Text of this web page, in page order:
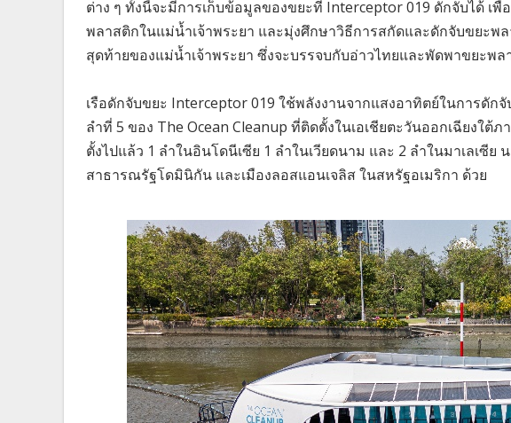
ต่าง ๆ ทั้งนี้จะมีการเก็บข้อมูลของขยะที่ Interceptor 019 ดักจับได้ เ
พลาสติกในแม่น้ำเจ้าพระยา และมุ่งศึกษาวิธีการสกัดและดักจับขยะพ
สุดท้ายของแม่น้ำเจ้าพระยา ซึ่งจะบรรจบกับอ่าวไทยและพัดพาขยะพ
เรือดักจับขยะ Interceptor 019 ใช้พลังงานจากแสงอาทิตย์ในการดั
ลำที่ 5 ของ The Ocean Cleanup ที่ติดตั้งในเอเชียตะวันออกเฉียงใ
ตั้งไปแล้ว 1 ลำในอินโดนีเซีย 1 ลำในเวียดนาม และ 2 ลำในมาเลเซี
สาธารณรัฐโดมินิกัน และเมืองลอสแอนเจลิส ในสหรัฐอเมริกา ด้วย